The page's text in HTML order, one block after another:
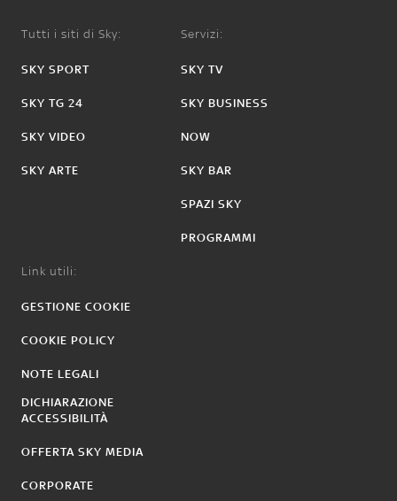
Tutti i siti di Sky:
SKY SPORT
SKY TG 24
SKY VIDEO
SKY ARTE
Servizi:
SKY TV
SKY BUSINESS
NOW
SKY BAR
SPAZI SKY
PROGRAMMI
Link utili:
GESTIONE COOKIE
COOKIE POLICY
NOTE LEGALI
DICHIARAZIONE
ACCESSIBILITÀ
OFFERTA SKY MEDIA
CORPORATE